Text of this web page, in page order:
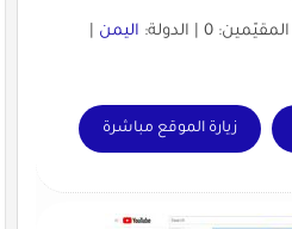
اليمن|
زيارة الموقع مباشرة